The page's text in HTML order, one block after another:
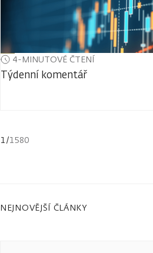
4-MINUTOVÉ ČTENÍ
Týdenní komentář
1/1580
NEJNOVĚJŠÍ ČLÁNKY